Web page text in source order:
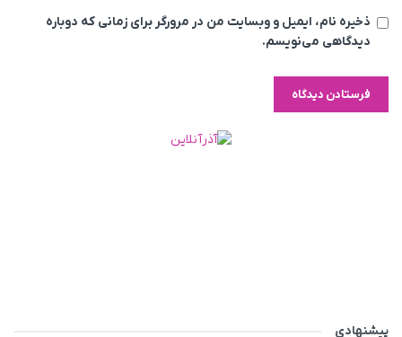
ذخیره نام، ایمیل و وبسایت من در مرورگر برای زمانی که دوباره
دیدگاهی می‌نویسم.
پیشنهادی